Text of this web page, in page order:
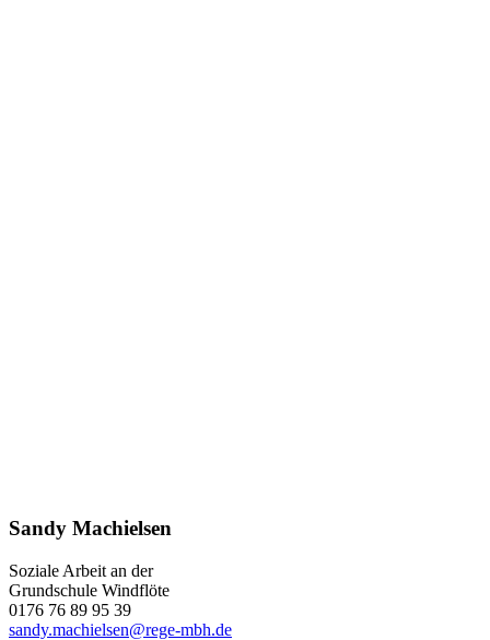
Sandy Machielsen
Soziale Arbeit an der
Grundschule Windflöte
0176 76 89 95 39
sandy.machielsen@rege-mbh.de